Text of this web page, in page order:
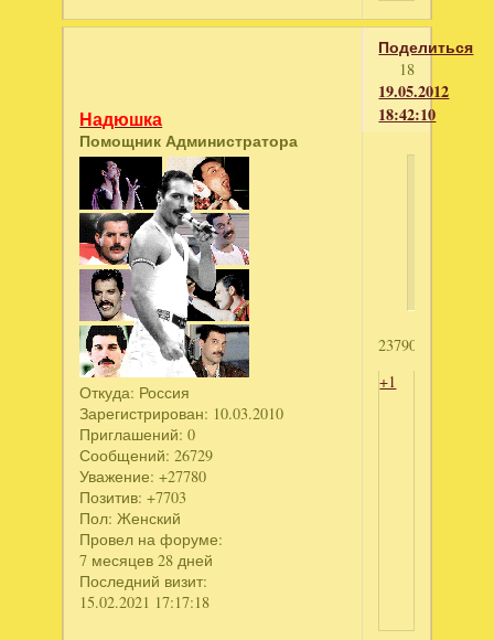
Поделиться
18
19.05.2012
18:42:10
Надюшка
Помощник Администратора
Откуда: Россия
Зарегистрирован: 10.03.2010
Приглашений: 0
Сообщений: 26729
Уважение: +27780
Позитив: +7703
Пол: Женский
Провел на форуме:
7 месяцев 28 дней
Последний визит:
15.02.2021 17:17:18
2379091588
+1